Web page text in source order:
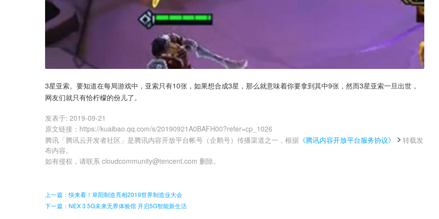
3星亚索。要知道在每局游戏中，亚索只有10张，如果想合成3星，那么就意味着你要拿到其中9张，然而3星亚索一旦出世，
网友们就只有恰柠檬的份儿了。
发表于: 2019-09-21
原文链接 ： https://kuaibao.qq.com/s/20190921A0BAFH00?refer=cp_1026
腾讯「腾讯云开发者社区」是腾讯内容开放平台帐号（企鹅号）传播渠道之一，根据 《腾讯内容开放平台服务协议》
转载发
布内容。
如有侵权，请联系 cloudcommunity@tencent.com 删除。
上一篇：快来看！阜阳制造亮相2019世界制造业大会
下一篇：NEX 3 5G未来无界体验馆 开启5G智能新生活